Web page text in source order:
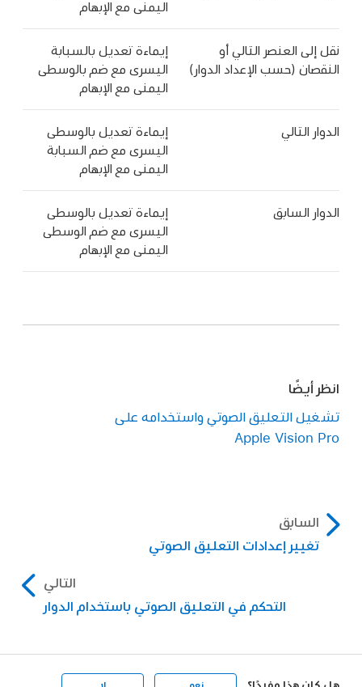
اليمنى مع الإبهام
نقل إلى العنصر التالي أو
النقصان (حسب الإعداد الدوار)
إيماءة تعديل بالسبابة
اليسرى مع ضم بالوسطى
اليمنى مع الإبهام
الدوار التالي
إيماءة تعديل بالوسطى
اليسرى مع ضم السبابة
اليمنى مع الإبهام
الدوار السابق
إيماءة تعديل بالوسطى
اليسرى مع ضم الوسطى
اليمنى مع الإبهام
انظر أيضًا
تشغيل التعليق الصوتي واستخدامه على
Apple Vision Pro
السابق
تغيير إعدادات التعليق الصوتي
التالي
التحكم في التعليق الصوتي باستخدام الدوار
هل كان هذا مفيدًا؟